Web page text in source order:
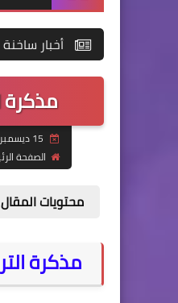
أخبار ساخنة
مذكرة
الصفحة
محتويات المقال
مذكرة